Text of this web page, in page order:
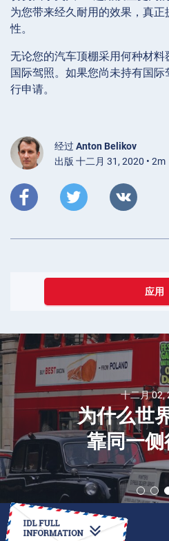
为您带来经久耐用的效果，真
性。
无论您的汽车顶棚采用何种材
国际驾照。如果您尚未持有国
行申请。
经过 Anton Belikov
出版 十二月 31, 2020 • 2m
应用
十二月 02,
为什么世
靠同一
如何